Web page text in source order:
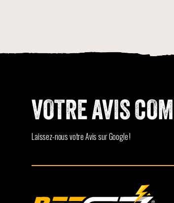
VOTRE AVIS
Laissez-nous votre Avis sur Google !